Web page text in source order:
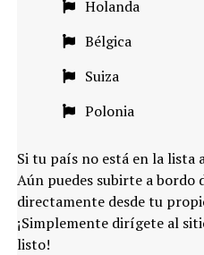
Holanda
Bélgica
Suiza
Polonia
Si tu país no está en la lista
Aún puedes subirte a bordo
directamente desde tu
¡Simplemente dirígete al
listo!